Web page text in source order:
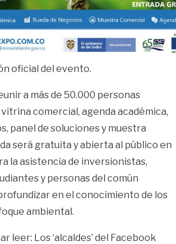
oficial del evento.
a más de 50.000 personas
comercial, agenda académica,
panel de soluciones y muestra
será gratuita y abierta al público en
la asistencia de inversionistas,
y personas del común
en el conocimiento de los
ambiental.
leer: Los ‘alcaldes’ del Facebook